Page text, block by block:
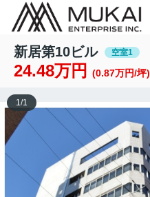
新居第10ビル 空室1
24.48万円 (0.87万円/坪)
1/1